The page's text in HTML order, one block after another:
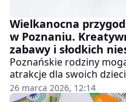
Wielkanocna
w Poznaniu.
zabawy i słodkich
Poznańskie rodziny
atrakcje dla swoich
Centrum Dzieciaki
warsztaty wielkanocne,
26 marca 2026, 12:14